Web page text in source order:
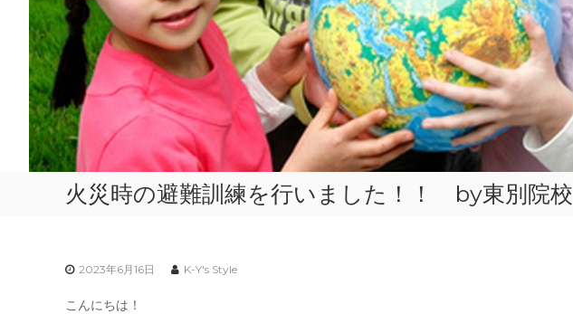
火災時の避難訓練を行いました！！ by東別院校
2023年6月16日 K-Y's Style
こんにちは！